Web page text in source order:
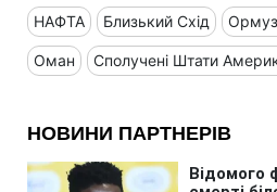
НАФТА Близький Схід
Оман Сполучені Штати